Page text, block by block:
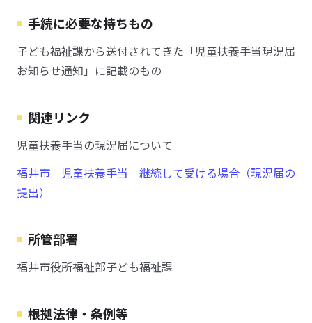
手続に必要な持ちもの
子ども福祉課から送付されてきた「児童扶養手当現況届
お知らせ通知」に記載のもの
関連リンク
児童扶養手当の現況届について
福井市 児童扶養手当 継続して受ける場合（現況届の
提出）
所管部署
福井市役所福祉部子ども福祉課
根拠法律・条例等